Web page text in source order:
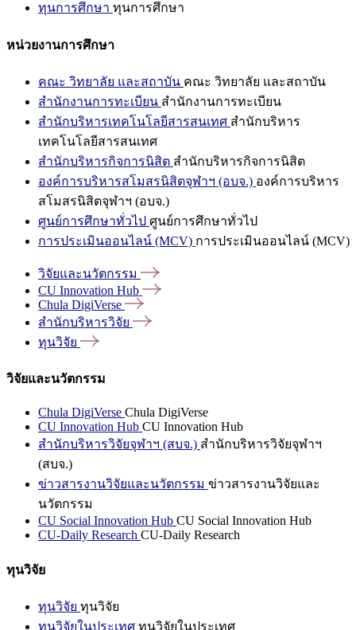
ทุนการศึกษา ทุนการศึกษา
หน่วยงานการศึกษา
คณะ วิทยาลัย และสถาบัน คณะ วิทยาลัย และสถาบัน
สำนักงานการทะเบียน สำนักงานการทะเบียน
สำนักบริหารเทคโนโลยีสารสนเทศ สำนักบริหาร
เทคโนโลยีสารสนเทศ
สำนักบริหารกิจการนิสิต สำนักบริหารกิจการนิสิต
องค์การบริหารสโมสรนิสิตจุฬาฯ (อบจ.) องค์การบริหาร
สโมสรนิสิตจุฬาฯ (อบจ.)
ศูนย์การศึกษาทั่วไป ศูนย์การศึกษาทั่วไป
การประเมินออนไลน์ (MCV) การประเมินออนไลน์ (MCV)
วิจัยและนวัตกรรม
CU Innovation Hub
Chula DigiVerse
สำนักบริหารวิจัย
ทุนวิจัย
วิจัยและนวัตกรรม
Chula DigiVerse Chula DigiVerse
CU Innovation Hub CU Innovation Hub
สำนักบริหารวิจัยจุฬาฯ (สบจ.) สำนักบริหารวิจัยจุฬาฯ
(สบจ.)
ข่าวสารงานวิจัยและนวัตกรรม ข่าวสารงานวิจัยและ
นวัตกรรม
CU Social Innovation Hub CU Social Innovation Hub
CU-Daily Research CU-Daily Research
ทุนวิจัย
ทุนวิจัย ทุนวิจัย
ทุนวิจัยในประเทศ ทุนวิจัยในประเทศ